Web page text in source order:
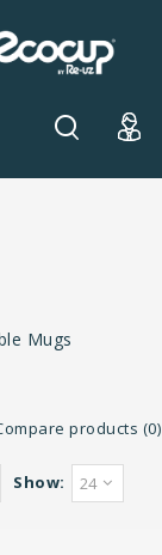
Mugs
products (0)
Show: 24